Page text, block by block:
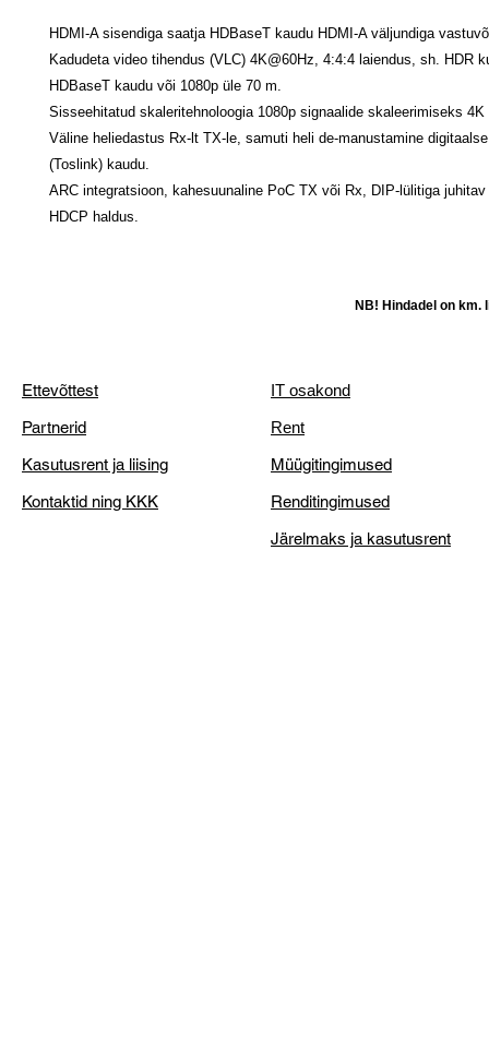
HDMI-A sisendiga saatja HDBaseT kaudu HDMI-A väljundiga
Kadudeta video tihendus (VLC) 4K@60Hz, 4:4:4 laiendus, sh. HDR
HDBaseT kaudu või 1080p üle 70 m.
Sisseehitatud skaleritehnoloogia 1080p signaalide skaleerimiseks 4K
Väline heliedastus Rx-lt TX-le, samuti heli de-manustamine
(Toslink) kaudu.
ARC integratsioon, kahesuunaline PoC TX või Rx, DIP-lülitiga
HDCP haldus.
NB! Hindadel on km.
Ettevõttest
Partnerid
Kasutusrent ja liising
Kontaktid ning KKK
IT osakond
Rent
Müügitingimused
Renditingimused
Järelmaks ja kasutusrent